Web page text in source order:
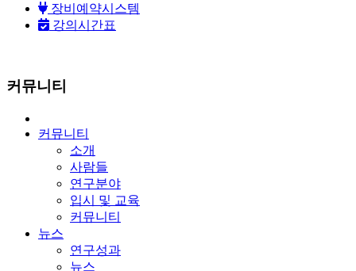
장비예약시스템
강의시간표
커뮤니티
커뮤니티
소개
사람들
연구분야
입시 및 교육
커뮤니티
뉴스
연구성과
뉴스